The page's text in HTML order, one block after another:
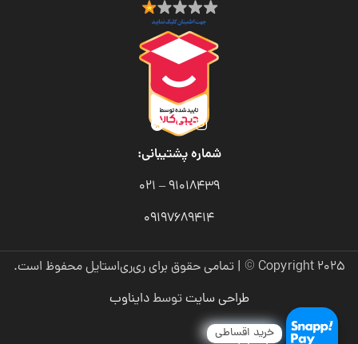
شماره پشتیبانی:
91018439 – 021
09197689414
Copyright 2025 © | تمامی حقوق برای ری‌ری‌استایل محفوظ است.
طراحی سایتتوسطدایناوب
خرید اقساطی